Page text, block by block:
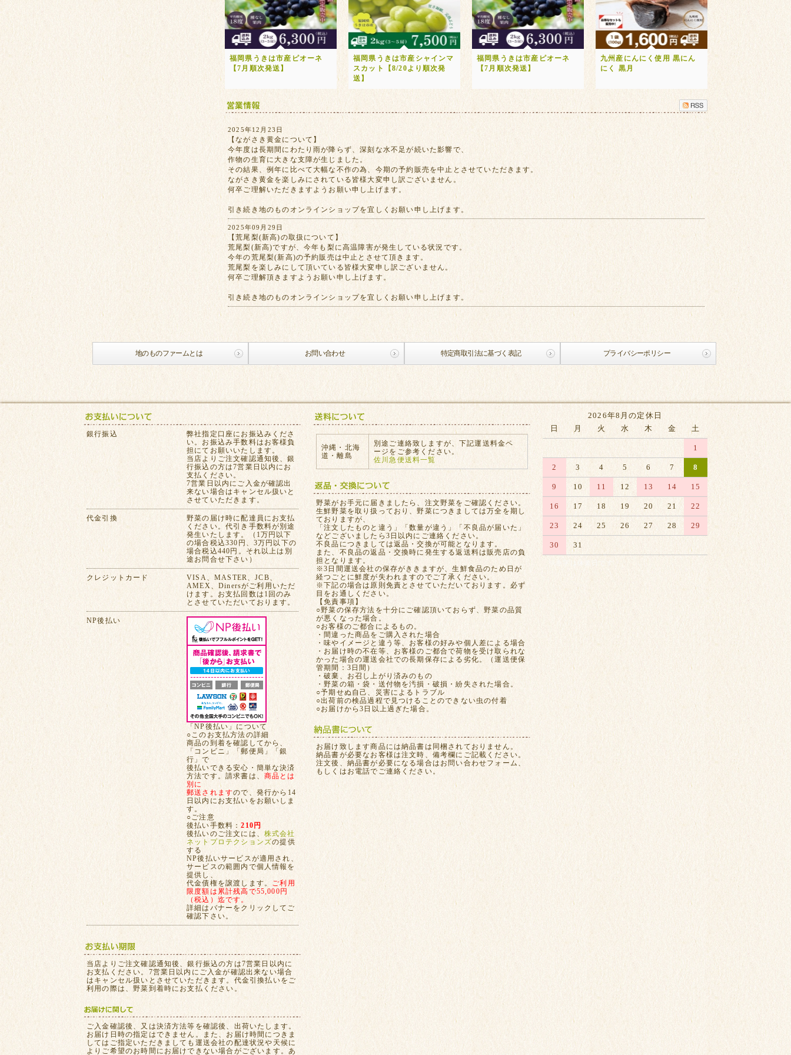
福岡県うきは市産ピオーネ
【7月順次発送】
福岡県うきは市産シャインマ
スカット【8/20より順次発
送】
福岡県うきは市産ピオーネ
【7月順次発送】
九州産にんにく使用 黒にん
にく 黒月
2025年12月23日
【ながさき黄金について】
今年度は長期間にわたり雨が降らず、深刻な水不足が続いた影響で、
作物の生育に大きな支障が生じました。
その結果、例年に比べて大幅な不作の為、今期の予約販売を中止とさせていただきます。
ながさき黄金を楽しみにされている皆様大変申し訳ございません。
何卒ご理解いただきますようお願い申し上げます。
引き続き地のものオンラインショップを宜しくお願い申し上げます。
2025年09月29日
【荒尾梨(新高)の取扱について】
荒尾梨(新高)ですが、今年も梨に高温障害が発生している状況です。
今年の荒尾梨(新高)の予約販売は中止とさせて頂きます。
荒尾梨を楽しみにして頂いている皆様大変申し訳ございません。
何卒ご理解頂きますようお願い申し上げます。
引き続き地のものオンラインショップを宜しくお願い申し上げます。
地のものファームとは お問い合わせ 特定商取引法に基づく表記 プライバシーポリシー
2026年8月の定休日
日
月 火 水 木 金 土
1
2 3 4 5 6 7 8
9 10 11 12 13 14 15
16 17 18 19 20 21 22
23 24 25 26 27 28 29
30 31
銀行振込
弊社指定口座にお振込みくださ
い。お振込み手数料はお客様負
担にてお願いいたします。
当店よりご注文確認通知後、銀
行振込の方は7営業日以内にお
支払ください。
7営業日以内にご入金が確認出
来ない場合はキャンセル扱いと
させていただきます。
代金引換
野菜の届け時に配達員にお支払
ください。代引き手数料が別途
発生いたします。（1万円以下
の場合税込330円、3万円以下の
場合税込440円。それ以上は別
途お問合せ下さい）
クレジットカード
VISA、MASTER、JCB、
AMEX、Dinersがご利用いただ
けます。お支払回数は1回のみ
とさせていただいております。
NP後払い
「NP後払い」について
○このお支払方法の詳細
商品の到着を確認してから、
「コンビニ」「郵便局」「銀
行」で
後払いできる安心・簡単な決済
方法です。請求書は、 商品とは
別に
郵送されますので、発行から14
日以内にお支払いをお願いしま
す。
○ご注意
後払い手数料：210円
後払いのご注文には、 株式会社
ネットプロテクションズの提供
する
NP後払いサービスが適用され、
サービスの範囲内で個人情報を
提供し、
代金債権を譲渡します。 ご利用
限度額は累計残高で55,000円
（税込）迄です。
詳細はバナーをクリックしてご
確認下さい。
当店よりご注文確認通知後、銀行振込の方は7営業日以内に
お支払ください。7営業日以内にご入金が確認出来ない場合
はキャンセル扱いとさせていただきます。代金引換払いをご
利用の際は、野菜到着時にお支払ください。
ご入金確認後、又は決済方法等を確認後、出荷いたします。
お届け日時の指定はできません。また、お届け時間につきま
してはご指定いただきましても運送会社の配達状況や天候に
よりご希望のお時間にお届けできない場合がございます。あ
沖縄・北海
道・離島
別途ご連絡致しますが、下記運送料金ペ
ージをご参考ください。
佐川急便送料一覧
野菜がお手元に届きましたら、注文野菜をご確認ください。
生鮮野菜を取り扱っており、野菜につきましては万全を期し
ておりますが、
「注文したものと違う」「数量が違う」「不良品が届いた」
などございましたら3日以内にご連絡ください。
不良品につきましては返品・交換が可能となります。
また、不良品の返品・交換時に発生する返送料は販売店の負
担となります。
※3日間運送会社の保存がききますが、生鮮食品のため日が
経つごとに鮮度が失われますのでご了承ください。
※下記の場合は原則免責とさせていただいております。必ず
目をお通しください。
【免責事項】
○野菜の保存方法を十分にご確認頂いておらず、野菜の品質
が悪くなった場合。
○お客様のご都合によるもの。
・間違った商品をご購入された場合
・味やイメージと違う等、お客様の好みや個人差による場合
・お届け時の不在等、お客様のご都合で荷物を受け取られな
かった場合の運送会社での長期保存による劣化。（運送便保
管期間：3日間）
・破棄、お召し上がり済みのもの
・野菜の箱・袋・送付物を汚損・破損・紛失された場合。
○予期せぬ自己、災害によるトラブル
○出荷前の検品過程で見つけることのできない虫の付着
○お届けから3日以上過ぎた場合。
お届け致します商品には納品書は同梱されておりません。
納品書が必要なお客様は注文時、備考欄にご記載ください。
注文後、納品書が必要になる場合はお問い合わせフォーム、
もしくはお電話でご連絡ください。